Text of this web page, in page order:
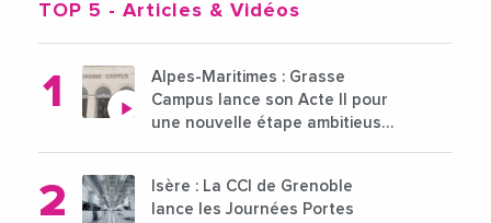
TOP 5 - Articles & Vidéos
Alpes-Maritimes : Grasse
Campus lance son Acte II pour
une nouvelle étape ambitieuse
Isère : La CCI de Grenoble
lance les Journées Portes